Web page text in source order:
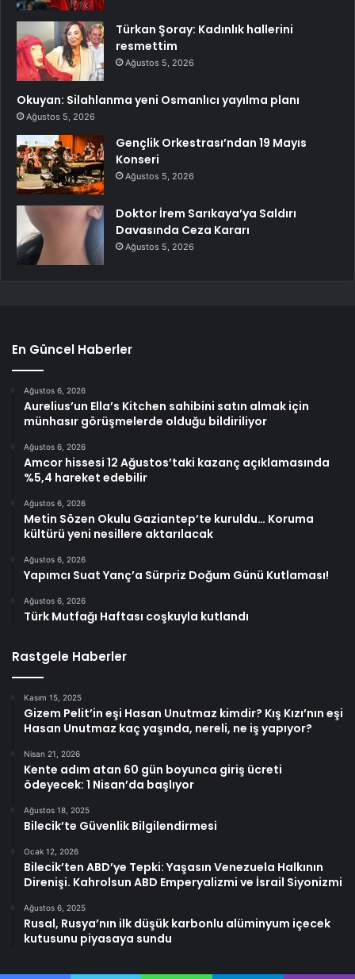
Türkan Şoray: Kadınlık hallerini
resmettim
Ağustos 5, 2026
Okuyan: Silahlanma yeni Osmanlıcı yayılma planı
Ağustos 5, 2026
Gençlik Orkestrası’ndan 19 Mayıs
Konseri
Ağustos 5, 2026
Doktor İrem Sarıkaya’ya Saldırı
Davasında Ceza Kararı
Ağustos 5, 2026
En Güncel Haberler
Ağustos 6, 2026
Aurelius’un Ella’s Kitchen sahibini satın almak için
münhasır görüşmelerde olduğu bildiriliyor
Ağustos 6, 2026
Amcor hissesi 12 Ağustos’taki kazanç açıklamasında
%5,4 hareket edebilir
Ağustos 6, 2026
Metin Sözen Okulu Gaziantep’te kuruldu… Koruma
kültürü yeni nesillere aktarılacak
Ağustos 6, 2026
Yapımcı Suat Yanç’a Sürpriz Doğum Günü Kutlaması!
Ağustos 6, 2026
Türk Mutfağı Haftası coşkuyla kutlandı
Rastgele Haberler
Kasım 15, 2025
Gizem Pelit’in eşi Hasan Unutmaz kimdir? Kış Kızı’nın eşi
Hasan Unutmaz kaç yaşında, nereli, ne iş yapıyor?
Nisan 21, 2026
Kente adım atan 60 gün boyunca giriş ücreti
ödeyecek: 1 Nisan’da başlıyor
Ağustos 18, 2025
Bilecik’te Güvenlik Bilgilendirmesi
Ocak 12, 2026
Bilecik’ten ABD’ye Tepki: Yaşasın Venezuela Halkının
Direnişi. Kahrolsun ABD Emperyalizmi ve İsrail Siyonizmi
Ağustos 6, 2025
Rusal, Rusya’nın ilk düşük karbonlu alüminyum içecek
kutusunu piyasaya sundu